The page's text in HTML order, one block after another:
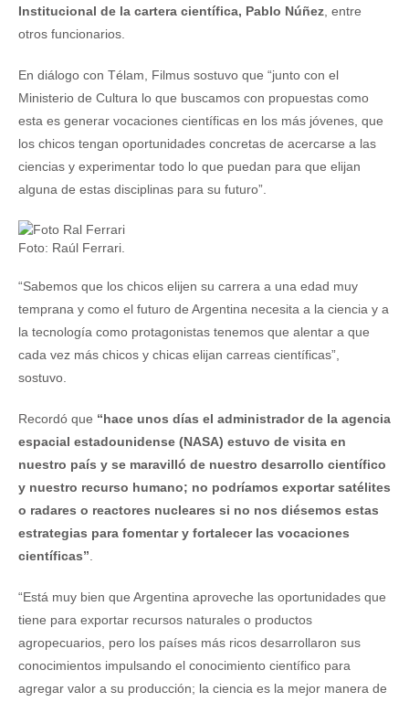
Institucional de la cartera científica, Pablo Núñez , entre
otros funcionarios.
En diálogo con Télam, Filmus sostuvo que “junto con el
Ministerio de Cultura lo que buscamos con propuestas como
esta es generar vocaciones científicas en los más jóvenes, que
los chicos tengan oportunidades concretas de acercarse a las
ciencias y experimentar todo lo que puedan para que elijan
alguna de estas disciplinas para su futuro”.
Foto: Raúl Ferrari.
“Sabemos que los chicos elijen su carrera a una edad muy
temprana y como el futuro de Argentina necesita a la ciencia y a
la tecnología como protagonistas tenemos que alentar a que
cada vez más chicos y chicas elijan carreas científicas”,
sostuvo.
Recordó que “hace unos días el administrador de la agencia
espacial estadounidense (NASA) estuvo de visita en
nuestro país y se maravilló de nuestro desarrollo científico
y nuestro recurso humano; no podríamos exportar satélites
o radares o reactores nucleares si no nos diésemos estas
estrategias para fomentar y fortalecer las vocaciones
científicas”
“Está muy bien que Argentina aproveche las oportunidades que
tiene para exportar recursos naturales o productos
agropecuarios, pero los países más ricos desarrollaron sus
conocimientos impulsando el conocimiento científico para
agregar valor a su producción; la ciencia es la mejor manera de